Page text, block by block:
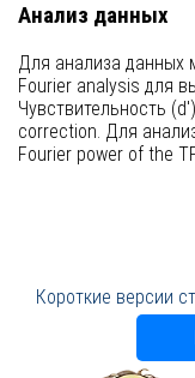
Анализ данных
Для анализа данных
Fourier analysis для
Чувствительность
correction. Для
Fourier power of the
Короткие версии